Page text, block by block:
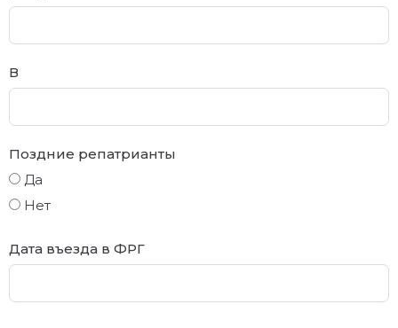
В
Поздние репатрианты
Да
Нет
Дата въезда в ФРГ